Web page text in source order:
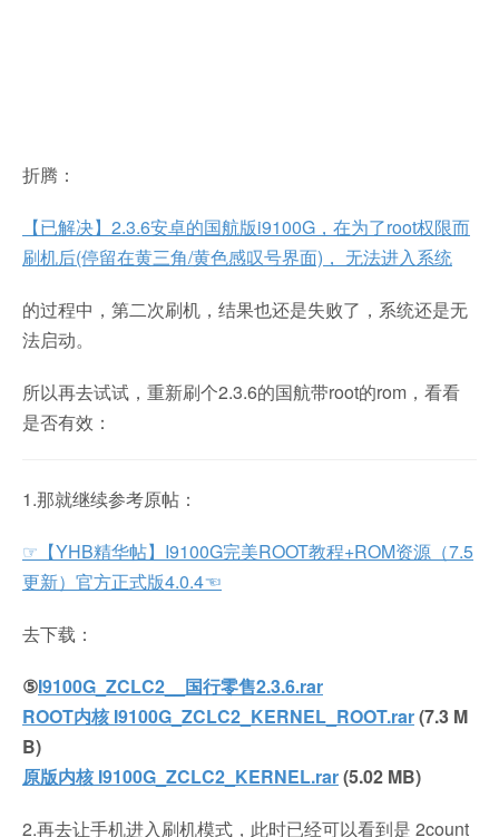
折腾：
【已解决】2.3.6安卓的国航版i9100G，在为了root权限而
刷机后(停留在黄三角/黄色感叹号界面)， 无法进入系统
的过程中，第二次刷机，结果也还是失败了，系统还是无
法启动。
所以再去试试，重新刷个2.3.6的国航带root的rom，看看
是否有效：
1.那就继续参考原帖：
☞【YHB精华帖】I9100G完美ROOT教程+ROM资源（7.5
更新）官方正式版4.0.4☜
去下载：
⑤I9100G_ZCLC2__国行零售2.3.6.rar
ROOT内核 I9100G_ZCLC2_KERNEL_ROOT.rar(7.3 M
B)
原版内核 I9100G_ZCLC2_KERNEL.rar(5.02 MB)
2.再去让手机进入刷机模式，此时已经可以看到是 2count